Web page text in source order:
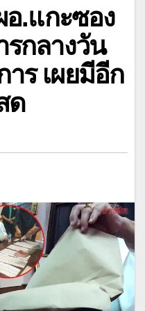
อ.แกะซอง
กลางวัน
ร เผยมีอีก
ด